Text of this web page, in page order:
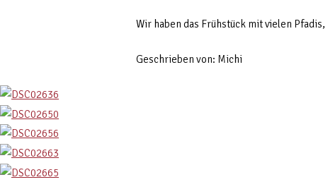
Wir haben das Frühstück mit vielen
Geschrieben von: Michi